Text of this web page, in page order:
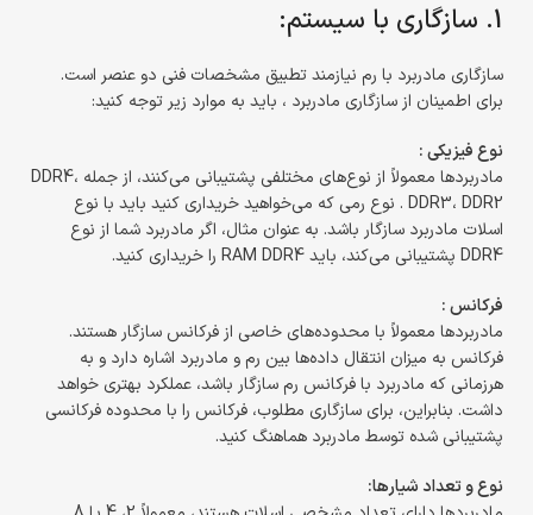
1. سازگاری با سیستم:
سازگاری مادربرد با رم نیازمند تطبیق مشخصات فنی دو عنصر است.
برای اطمینان از سازگاری مادربرد ، باید به موارد زیر توجه کنید:
نوع فیزیکی :
مادربردها معمولاً از نوع‌های مختلفی پشتیبانی می‌کنند، از جمله DDR4،
DDR3، DDR2 . نوع رمی که می‌خواهید خریداری کنید باید با نوع
اسلات مادربرد سازگار باشد. به عنوان مثال، اگر مادربرد شما از نوع
DDR4 پشتیبانی می‌کند، باید RAM DDR4 را خریداری کنید.
فرکانس :
مادربردها معمولاً با محدوده‌های خاصی از فرکانس سازگار هستند.
فرکانس به میزان انتقال داده‌ها بین رم و مادربرد اشاره دارد و به
هرزمانی که مادربرد با فرکانس رم سازگار باشد، عملکرد بهتری خواهد
داشت. بنابراین، برای سازگاری مطلوب، فرکانس را با محدوده فرکانسی
پشتیبانی شده توسط مادربرد هماهنگ کنید.
نوع و تعداد شیارها: